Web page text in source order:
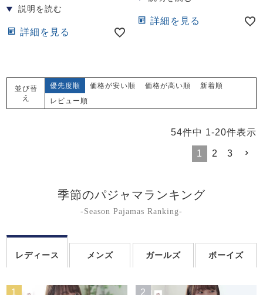
詳細を見る
詳細を見る
並び替
え
優先度順 価格が安い順 価格が高い順
新着順
レビュー順
54件中 1-20件表示
1 2 3
季節のパジャマランキング
-Season Pajamas Ranking-
レディース メンズ ガールズ ボーイズ
1 2